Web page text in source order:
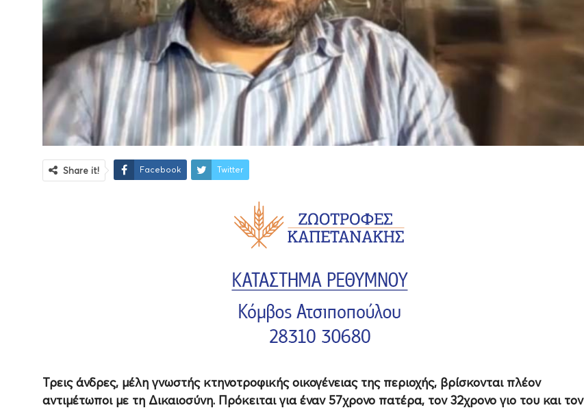
Share it! Facebook Twitter
Τρεις άνδρες, μέλη γνωστής κτηνοτροφικής οικογένειας της περιοχής, βρίσκονται πλέον
αντιμέτωποι με τη Δικαιοσύνη. Πρόκειται για έναν 57χρονο πατέρα, τον 32χρονο γιο του και τον